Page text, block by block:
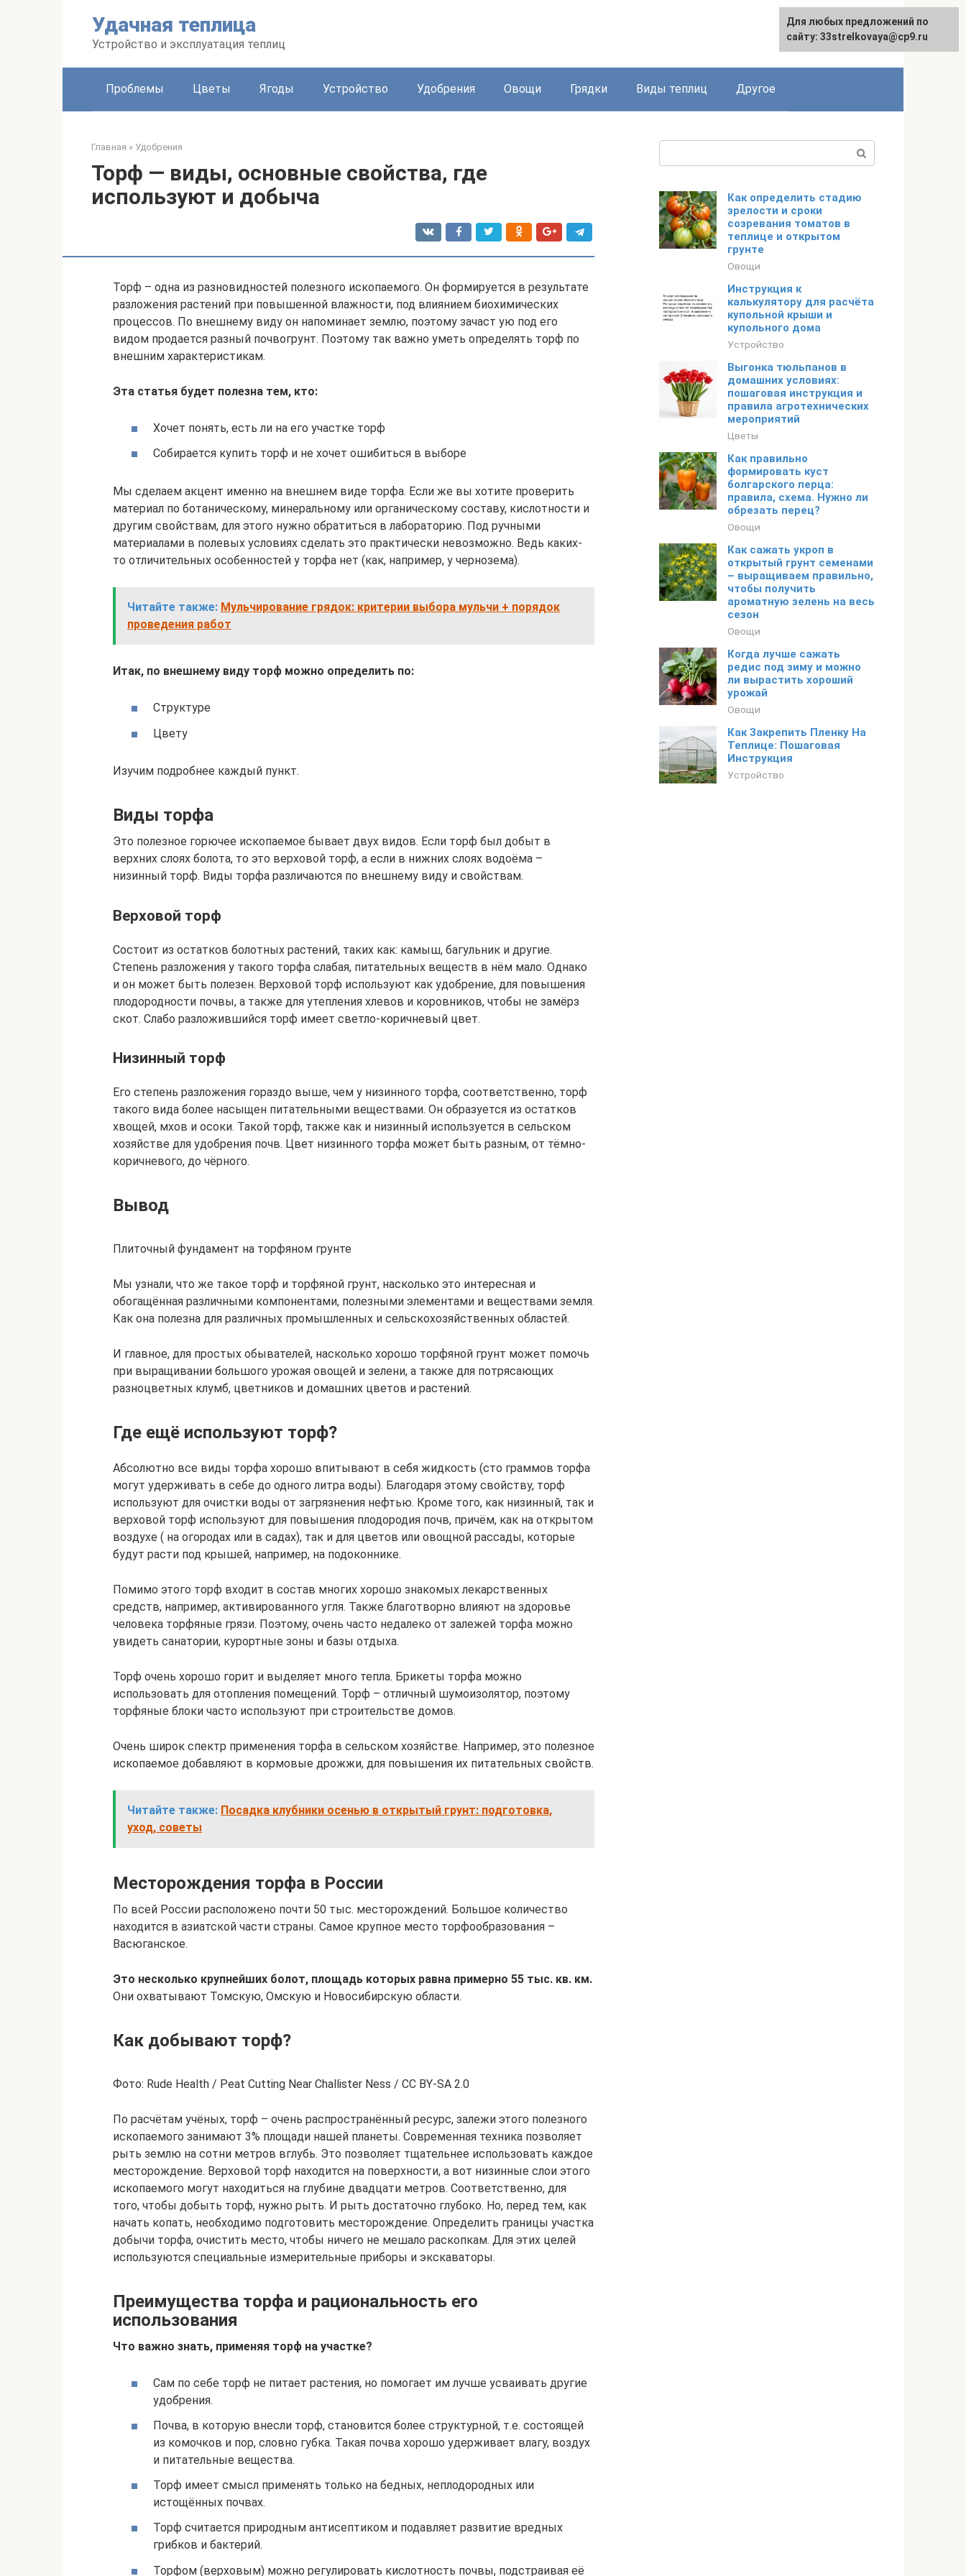
Удачная теплица
Устройство и эксплуатация теплиц
Проблемы Цветы Ягоды Устройство Удобрения Овощи Грядки Виды теплиц Другое
Главная » Удобрения
Торф — виды, основные свойства, где
используют и добыча
Торф – одна из разновидностей полезного ископаемого. Он формируется в результате
разложения растений при повышенной влажности, под влиянием биохимических
процессов. По внешнему виду он напоминает землю, поэтому зачаст ую под его
видом продается разный почвогрунт. Поэтому так важно уметь определять торф по
внешним характеристикам.
Эта статья будет полезна тем, кто:
Хочет понять, есть ли на его участке торф
Собирается купить торф и не хочет ошибиться в выборе
Мы сделаем акцент именно на внешнем виде торфа. Если же вы хотите проверить
материал по ботаническому, минеральному или органическому составу, кислотности и
другим свойствам, для этого нужно обратиться в лабораторию. Под ручными
материалами в полевых условиях сделать это практически невозможно. Ведь каких-
то отличительных особенностей у торфа нет (как, например, у чернозема).
Читайте также: Мульчирование грядок: критерии выбора мульчи + порядок
проведения работ
Итак, по внешнему виду торф можно определить по:
Структуре
Цвету
Изучим подробнее каждый пункт.
Виды торфа
Это полезное горючее ископаемое бывает двух видов. Если торф был добыт в
верхних слоях болота, то это верховой торф, а если в нижних слоях водоёма –
низинный торф. Виды торфа различаются по внешнему виду и свойствам.
Верховой торф
Состоит из остатков болотных растений, таких как: камыш, багульник и другие.
Степень разложения у такого торфа слабая, питательных веществ в нём мало. Однако
и он может быть полезен. Верховой торф используют как удобрение, для повышения
плодородности почвы, а также для утепления хлевов и коровников, чтобы не замёрз
скот. Слабо разложившийся торф имеет светло-коричневый цвет.
Низинный торф
Его степень разложения гораздо выше, чем у низинного торфа, соответственно, торф
такого вида более насыщен питательными веществами. Он образуется из остатков
хвощей, мхов и осоки. Такой торф, также как и низинный используется в сельском
хозяйстве для удобрения почв. Цвет низинного торфа может быть разным, от тёмно-
коричневого, до чёрного.
Вывод
Плиточный фундамент на торфяном грунте
Мы узнали, что же такое торф и торфяной грунт, насколько это интересная и
обогащённая различными компонентами, полезными элементами и веществами земля.
Как она полезна для различных промышленных и сельскохозяйственных областей.
И главное, для простых обывателей, насколько хорошо торфяной грунт может помочь
при выращивании большого урожая овощей и зелени, а также для потрясающих
разноцветных клумб, цветников и домашних цветов и растений.
Где ещё используют торф?
Абсолютно все виды торфа хорошо впитывают в себя жидкость (сто граммов торфа
могут удерживать в себе до одного литра воды). Благодаря этому свойству, торф
используют для очистки воды от загрязнения нефтью. Кроме того, как низинный, так и
верховой торф используют для повышения плодородия почв, причём, как на открытом
воздухе ( на огородах или в садах), так и для цветов или овощной рассады, которые
будут расти под крышей, например, на подоконнике.
Помимо этого торф входит в состав многих хорошо знакомых лекарственных
средств, например, активированного угля. Также благотворно влияют на здоровье
человека торфяные грязи. Поэтому, очень часто недалеко от залежей торфа можно
увидеть санатории, курортные зоны и базы отдыха.
Торф очень хорошо горит и выделяет много тепла. Брикеты торфа можно
использовать для отопления помещений. Торф – отличный шумоизолятор, поэтому
торфяные блоки часто используют при строительстве домов.
Очень широк спектр применения торфа в сельском хозяйстве. Например, это полезное
ископаемое добавляют в кормовые дрожжи, для повышения их питательных свойств.
Читайте также: Посадка клубники осенью в открытый грунт: подготовка,
уход, советы
Месторождения торфа в России
По всей России расположено почти 50 тыс. месторождений. Большое количество
находится в азиатской части страны. Самое крупное место торфообразования –
Васюганское.
Это несколько крупнейших болот, площадь которых равна примерно 55 тыс. кв. км.
Они охватывают Томскую, Омскую и Новосибирскую области.
Как добывают торф?
Фото: Rude Health / Peat Cutting Near Challister Ness / CC BY-SA 2.0
По расчётам учёных, торф – очень распространённый ресурс, залежи этого полезного
ископаемого занимают 3% площади нашей планеты. Современная техника позволяет
рыть землю на сотни метров вглубь. Это позволяет тщательнее использовать каждое
месторождение. Верховой торф находится на поверхности, а вот низинные слои этого
ископаемого могут находиться на глубине двадцати метров. Соответственно, для
того, чтобы добыть торф, нужно рыть. И рыть достаточно глубоко. Но, перед тем, как
начать копать, необходимо подготовить месторождение. Определить границы участка
добычи торфа, очистить место, чтобы ничего не мешало раскопкам. Для этих целей
используются специальные измерительные приборы и экскаваторы.
Преимущества торфа и рациональность его
использования
Что важно знать, применяя торф на участке?
Сам по себе торф не питает растения, но помогает им лучше усваивать другие
удобрения.
Почва, в которую внесли торф, становится более структурной, т.е. состоящей
из комочков и пор, словно губка. Такая почва хорошо удерживает влагу, воздух
и питательные вещества.
Торф имеет смысл применять только на бедных, неплодородных или
истощённых почвах.
Торф считается природным антисептиком и подавляет развитие вредных
грибков и бактерий.
Торфом (верховым) можно регулировать кислотность почвы, подстраивая её
Как определить стадию
зрелости и сроки
созревания томатов в
теплице и открытом
грунте
Овощи
Инструкция к
калькулятору для расчёта
купольной крыши и
купольного дома
Устройство
Выгонка тюльпанов в
домашних условиях:
пошаговая инструкция и
правила агротехнических
мероприятий
Цветы
Как правильно
формировать куст
болгарского перца:
правила, схема. Нужно ли
обрезать перец?
Овощи
Как сажать укроп в
открытый грунт семенами
– выращиваем правильно,
чтобы получить
ароматную зелень на весь
сезон
Овощи
Когда лучше сажать
редис под зиму и можно
ли вырастить хороший
урожай
Овощи
Как Закрепить Пленку На
Теплице: Пошаговая
Инструкция
Устройство
Для любых предложений по
сайту: 33strelkovaya@cp9.ru